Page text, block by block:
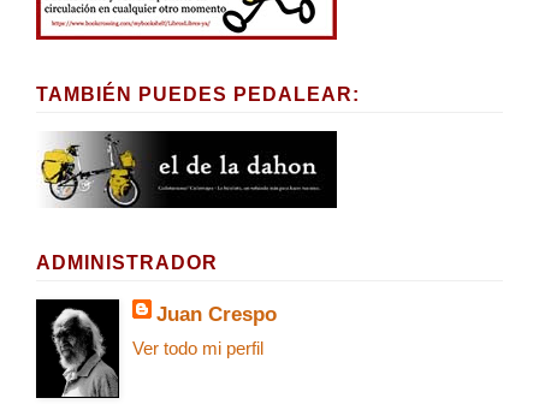
TAMBIÉN PUEDES PEDALEAR:
ADMINISTRADOR
Juan Crespo
Ver todo mi perfil